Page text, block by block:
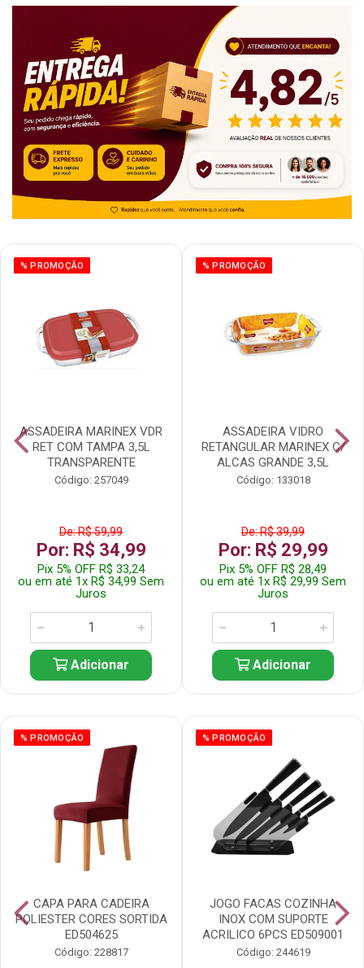
% PROMOÇÃO
ASSADEIRA MARINEX VDR
RET COM TAMPA 3,5L
TRANSPARENTE
Código: 257049
De: R$ 59,99
Por: R$ 34,99
Pix 5% OFF R$ 33,24
ou em até 1x R$ 34,99 Sem
Juros
Adicionar
% PROMOÇÃO
ASSADEIRA VIDRO
RETANGULAR MARINEX C/
ALCAS GRANDE 3,5L
Código: 133018
De: R$ 39,99
Por: R$ 29,99
Pix 5% OFF R$ 28,49
ou em até 1x R$ 29,99 Sem
Juros
Adicionar
% PROMOÇÃO
CAPA PARA CADEIRA
POLIESTER CORES SORTIDA
ED504625
Código: 228817
% PROMOÇÃO
JOGO FACAS COZINHA
INOX COM SUPORTE
ACRILICO 6PCS ED509001
Código: 244619